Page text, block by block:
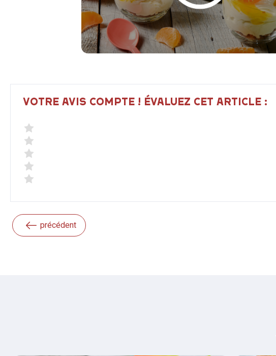
VOTRE AVIS COMPTE ! ÉVALUEZ CET ARTICLE :
précédent